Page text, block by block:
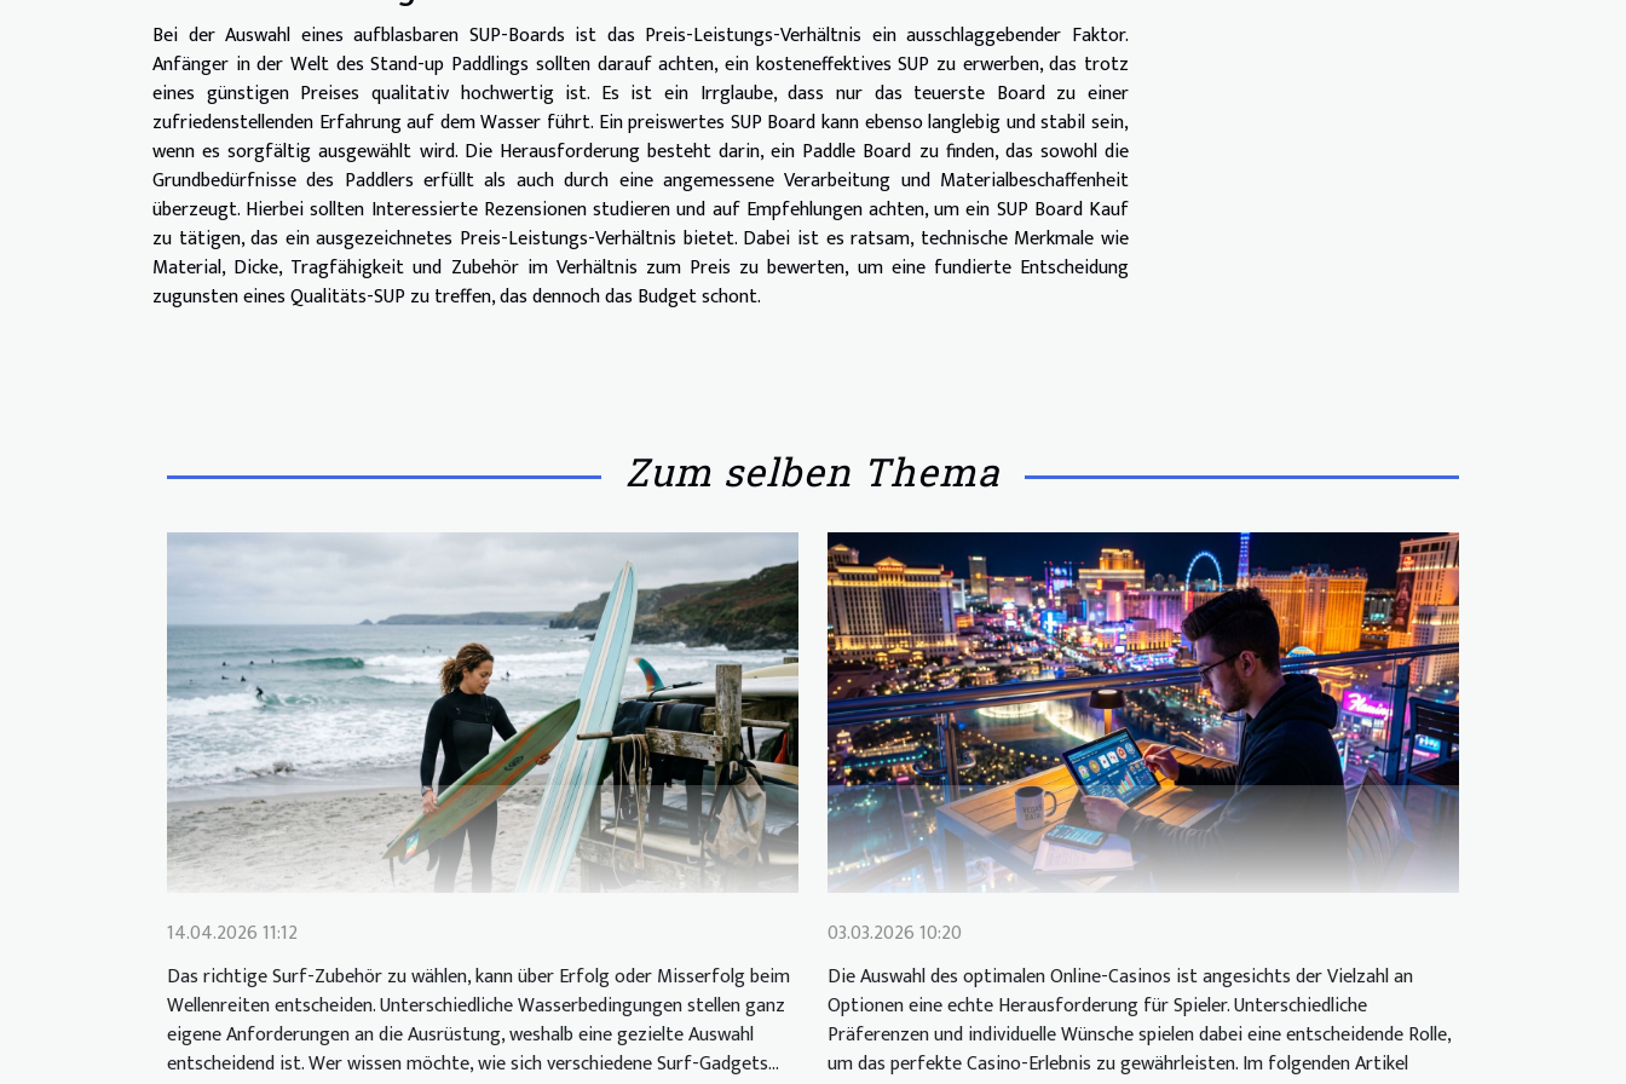
Bei der Auswahl eines aufblasbaren SUP-Boards ist das Preis-Leistungs-Verhältnis ein ausschlaggebender Faktor.
Anfänger in der Welt des Stand-up Paddlings sollten darauf achten, ein kosteneffektives SUP zu erwerben, das trotz
eines günstigen Preises qualitativ hochwertig ist. Es ist ein Irrglaube, dass nur das teuerste Board zu einer
zufriedenstellenden Erfahrung auf dem Wasser führt. Ein preiswertes SUP Board kann ebenso langlebig und stabil sein,
wenn es sorgfältig ausgewählt wird. Die Herausforderung besteht darin, ein Paddle Board zu finden, das sowohl die
Grundbedürfnisse des Paddlers erfüllt als auch durch eine angemessene Verarbeitung und Materialbeschaffenheit
überzeugt. Hierbei sollten Interessierte Rezensionen studieren und auf Empfehlungen achten, um ein SUP Board Kauf
zu tätigen, das ein ausgezeichnetes Preis-Leistungs-Verhältnis bietet. Dabei ist es ratsam, technische Merkmale wie
Material, Dicke, Tragfähigkeit und Zubehör im Verhältnis zum Preis zu bewerten, um eine fundierte Entscheidung
zugunsten eines Qualitäts-SUP zu treffen, das dennoch das Budget schont.
Zum selben Thema
14.04.2026 11:12
Das richtige Surf-Zubehör zu wählen, kann über Erfolg oder Misserfolg beim
Wellenreiten entscheiden. Unterschiedliche Wasserbedingungen stellen ganz
eigene Anforderungen an die Ausrüstung, weshalb eine gezielte Auswahl
entscheidend ist. Wer wissen möchte, wie sich verschiedene Surf-Gadgets...
03.03.2026 10:20
Die Auswahl des optimalen Online-Casinos ist angesichts der Vielzahl an
Optionen eine echte Herausforderung für Spieler. Unterschiedliche
Präferenzen und individuelle Wünsche spielen dabei eine entscheidende Rolle,
um das perfekte Casino-Erlebnis zu gewährleisten. Im folgenden Artikel